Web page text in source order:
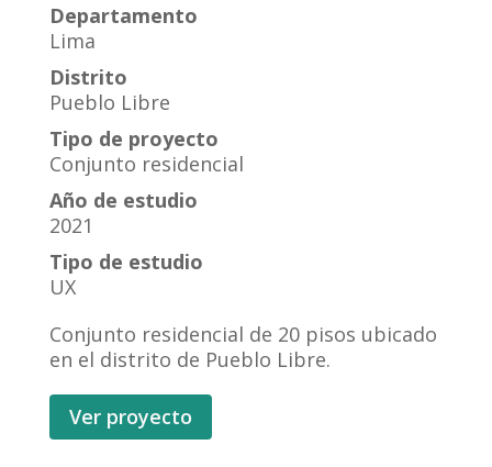
Departamento
Lima
Distrito
Pueblo Libre
Tipo de proyecto
Conjunto residencial
Año de estudio
2021
Tipo de estudio
UX
Conjunto residencial de 20 pisos ubicado
en el distrito de Pueblo Libre.
Ver proyecto